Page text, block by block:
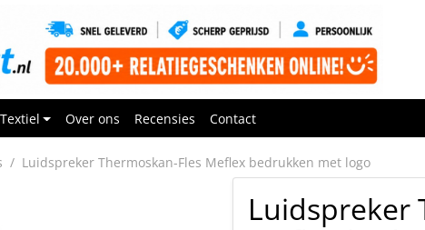
Textiel Over ons Recensies Contact
Luidspreker Thermoskan-Fles Meflex bedrukken met logo
Luidspreker